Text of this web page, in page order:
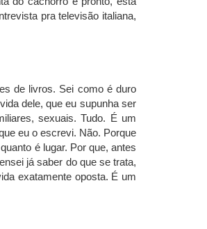
pra televisão italiana,
de livros. Sei como é duro
dele, que eu supunha ser
sexuais. Tudo. É um
eu o escrevi. Não. Porque
é lugar. Por que, antes
já saber do que se trata,
exatamente oposta. É um